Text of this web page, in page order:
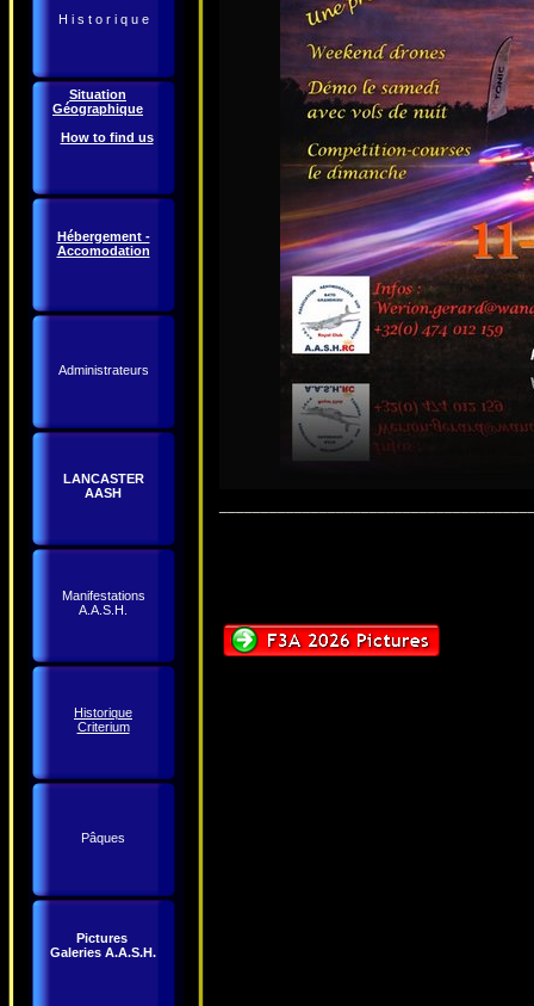
H i s t o r i q u e
Situation
Géographique
How to find us
Hébergement -
Accomodation
Administrateurs
LANCASTER
AASH
Manifestations
A.A.S.H.
Historique
Criterium
Pâques
Pictures
Galeries A.A.S.H.